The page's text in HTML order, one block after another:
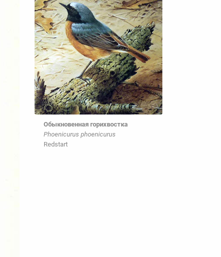
Обыкновенная горихвостка
Phoenicurus phoenicurus
Redstart